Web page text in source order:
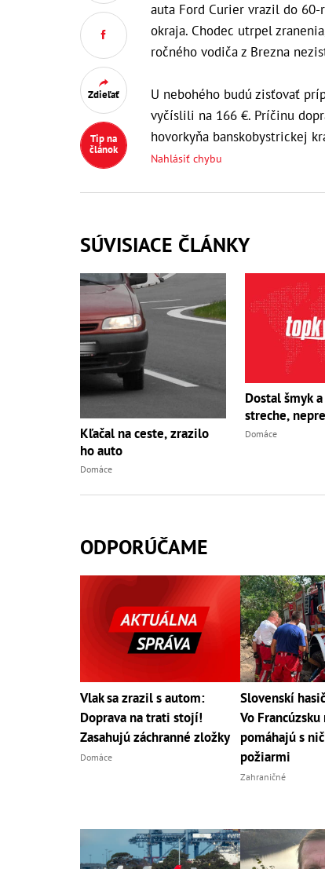
Zdieľať
Tip na
článok
auta Ford Curier vrazil do
okraja. Chodec utrpel
ročného vodiča z Brezna
U nebohého budú zisťovať
vyčíslili na 166 €. Príčinu
hovorkyňa banskobystrickej
Nahlásiť chybu
SÚVISIACE ČLÁNKY
Kľačal na ceste, zrazilo
ho auto
Domáce
Dostal šmyk
streche,
Domáce
ODPORÚČAME
Vlak sa zrazil s autom:
Doprava na trati stojí!
Zasahujú záchranné zložky
Domáce
Slovenskí
Vo
pomáhajú s
požiarmi
Zahraničné